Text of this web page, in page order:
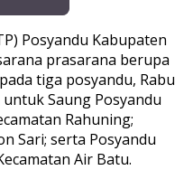
Posyandu Kabupaten
prasarana berupa
tiga posyandu, Rabu
Saung Posyandu
Rahuning;
Sari; serta Posyandu
Air Batu.